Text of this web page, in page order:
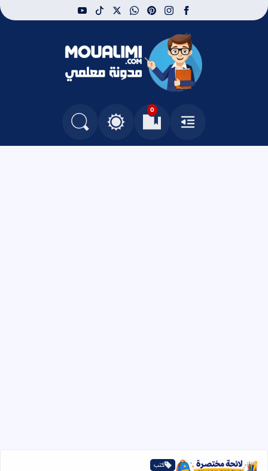
facebook
instagram
pinterest
whatsapp
x
tiktok
youtube
مدونة معلمي
القائمة
0
العلامات المرجعيةالتغيير بين الوضع النهاري والداكن
البحث في المدونة
كتب